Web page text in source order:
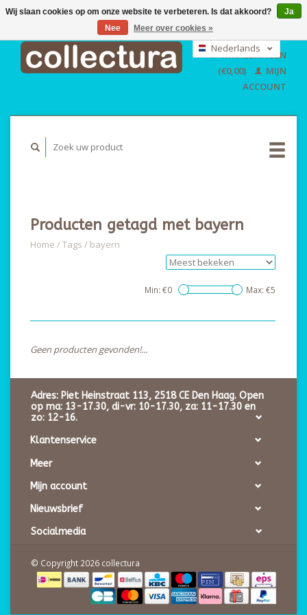
EUR
GBP
USD
Nederlands
English
WINKELWAGEN
(€0,00)
MIJN
ACCOUNT
Producten getagd met bayern
Home /Tags / bayern
Min: €0 Max: €5
Geen producten gevonden!...
Adres: Piet Heinstraat 113, 2518 CE Den Haag. Open
op ma: 13-17.30, di-vr: 10-17.30, za: 11-17.30 en
zo: 12-16.
Klantenservice
Meer
Mijn account
Nieuwsbrief
Socialmedia
© Copyright 2026 collectura
Wij slaan cookies op om onze website te verbeteren. Is dat akkoord?
Ja
Nee
Meer over cookies »